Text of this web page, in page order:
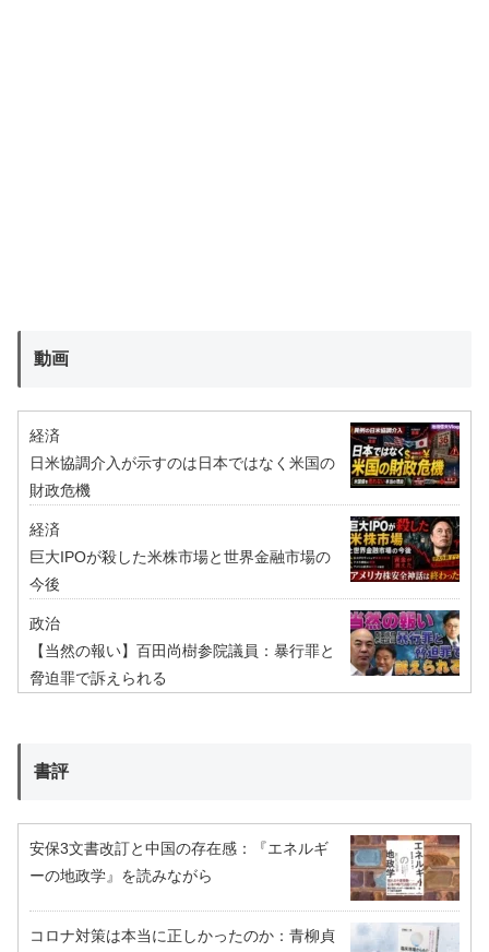
動画
経済
日米協調介入が示すのは日本ではなく米国の
財政危機
経済
巨大IPOが殺した米株市場と世界金融市場の
今後
政治
【当然の報い】百田尚樹参院議員：暴行罪と
脅迫罪で訴えられる
書評
安保3文書改訂と中国の存在感：『エネルギ
ーの地政学』を読みながら
コロナ対策は本当に正しかったのか：青柳貞